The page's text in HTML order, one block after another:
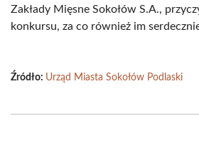
Zakłady Mięsne Sokołów S.A.,
konkursu, za co również im
Źródło: Urząd Miasta Sokołów Podlaski